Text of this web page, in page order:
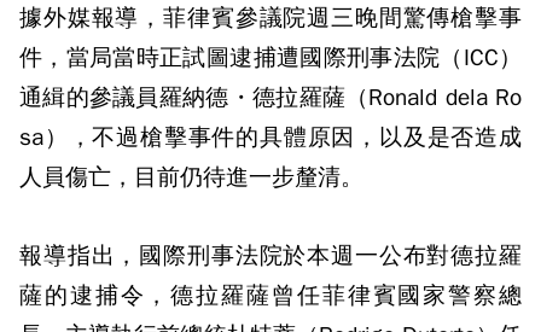
據外媒報導，菲律賓參議院週三晚間驚傳槍擊事
件，當局當時正試圖逮捕遭國際刑事法院（ICC）
通緝的參議員羅納德・德拉羅薩（Ronald dela Ro
sa），不過槍擊事件的具體原因，以及是否造成
人員傷亡，目前仍待進一步釐清。
報導指出，國際刑事法院於本週一公布對德拉羅
薩的逮捕令，德拉羅薩曾任菲律賓國家警察總